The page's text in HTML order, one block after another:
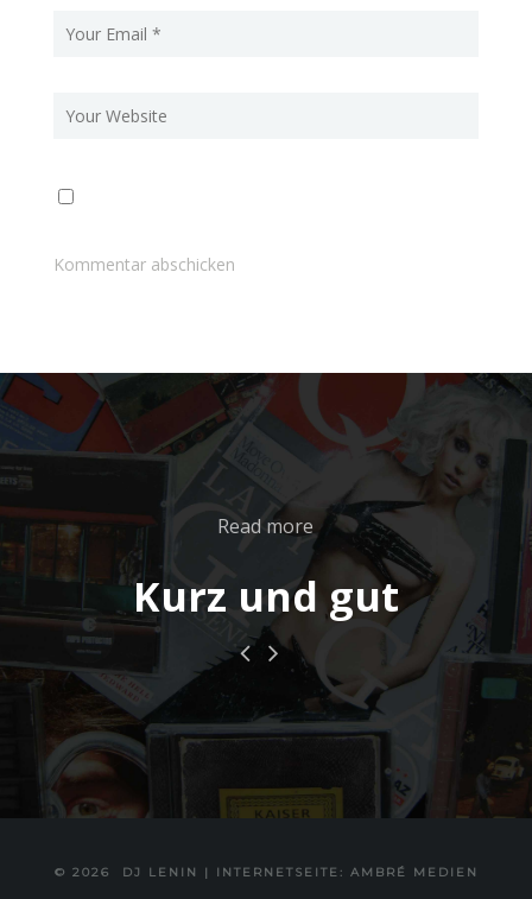
Read more
Kurz und gut
© 2026 DJ LENIN | INTERNETSEITE: AMBRÉ MEDIEN